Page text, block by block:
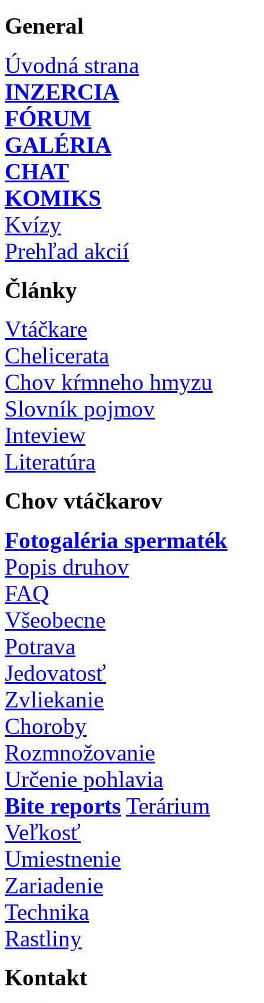
General
Úvodná strana
INZERCIA
FÓRUM
GALÉRIA
CHAT
KOMIKS
Kvízy
Prehľad akcií
Články
Vtáčkare
Chelicerata
Chov kŕmneho hmyzu
Slovník pojmov
Inteview
Literatúra
Chov vtáčkarov
Fotogaléria spermaték
Popis druhov
FAQ
Všeobecne
Potrava
Jedovatosť
Zvliekanie
Choroby
Rozmnožovanie
Určenie pohlavia
Bite reports Terárium
Veľkosť
Umiestnenie
Zariadenie
Technika
Rastliny
Kontakt